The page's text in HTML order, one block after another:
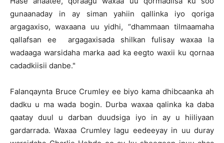
gunaanaday in ay siman yahiin qallinka iyo qoriga
argagaxiso, waxaana uu yidhi, “dhammaan tilmaamaha
qallafsan ee argagaxisada shilkan fulisay waxaa la
wadaaga warsidaha marka aad ka eegto waxii ku qornaa
cadadkiisii danbe."
Falanqaynta Bruce Crumley ee biyo kama dhibcaanka ah
dadku u ma wada bogin. Durba waxaa qalinka ka daba
qaatay duul u darban duudsiga iyo in ay u hiiliyaan
gardarrada. Waxaa Crumley lagu eedeeyay in uu duray